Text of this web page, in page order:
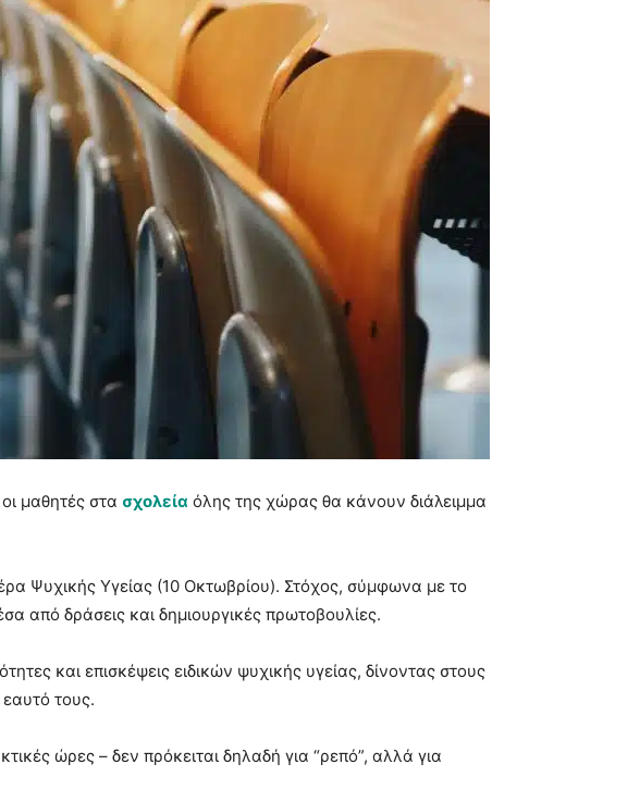
μαθητές στα σχολεία όλης της χώρας θα κάνουν διάλειμμα
Ψυχικής Υγείας (10 Οκτωβρίου). Στόχος, σύμφωνα με το
από δράσεις και δημιουργικές πρωτοβουλίες.
και επισκέψεις ειδικών ψυχικής υγείας, δίνοντας στους
τους.
ώρες – δεν πρόκειται δηλαδή για “ρεπό”, αλλά για